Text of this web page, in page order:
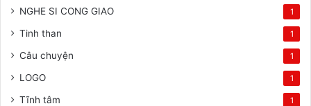
NGHE SI CONG GIAO 1
Tinh than 1
Câu chuyện 1
LOGO 1
Tĩnh tâm 1